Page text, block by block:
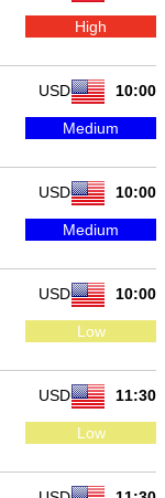
High
10:00
USD
Medium
10:00
USD
Medium
10:00
USD
Low
11:30
USD
Low